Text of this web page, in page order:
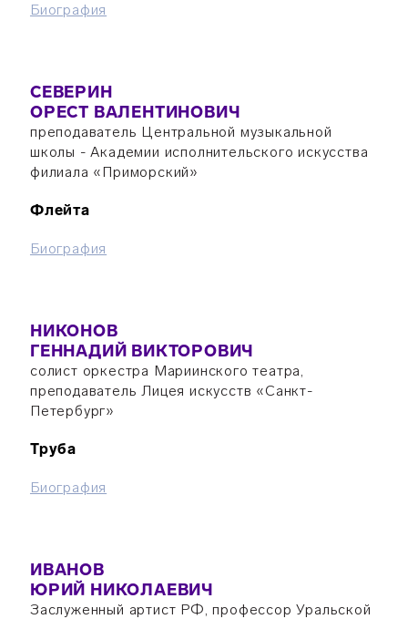
Биография
СЕВЕРИН
ОРЕСТ ВАЛЕНТИНОВИЧ
преподаватель Центральной музыкальной
школы - Академии исполнительского искусства
филиала «Приморский»
Флейта
Биография
НИКОНОВ
ГЕННАДИЙ ВИКТОРОВИЧ
солист оркестра Мариинского театра,
преподаватель Лицея искусств «Санкт-
Петербург»
Труба
Биография
ИВАНОВ
ЮРИЙ НИКОЛАЕВИЧ
Заслуженный артист РФ, профессор Уральской